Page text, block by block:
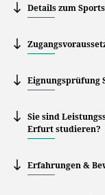
Details zum
Eignungsprüfung
Sie sind
Erfurt studieren?
Erfahrungen &